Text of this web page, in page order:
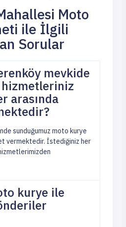
Moto
ile İlgili
Sorular
mevkide
arasında
sunduğumuz moto kurye
vermektedir. İstediğiniz her
kurye ile